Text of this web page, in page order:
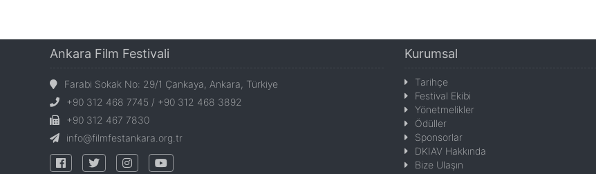
Ankara Film Festivali
Farabi Sokak No: 29/1 Çankaya, Ankara, Türkiye
+90 312 468 7745 / +90 312 468 3892
+90 312 467 7830
info@filmfestankara.org.tr
Kurumsal
Tarihçe
Festival Ekibi
Yönetmelikler
Ödüller
Sponsorlar
DKIAV Hakkında
Bize Ulaşın